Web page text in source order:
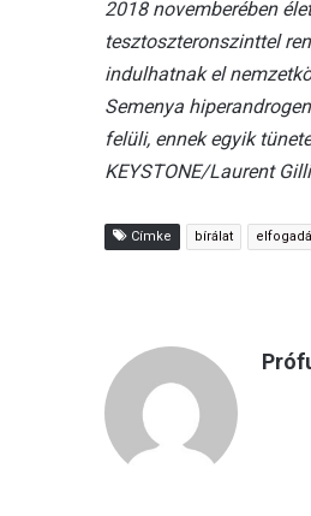
2018 novemberében
tesztoszteronszinttel
indulhatnak el
Semenya
felüli, ennek egyik
KEYSTONE/Laurent
Címke bírálat